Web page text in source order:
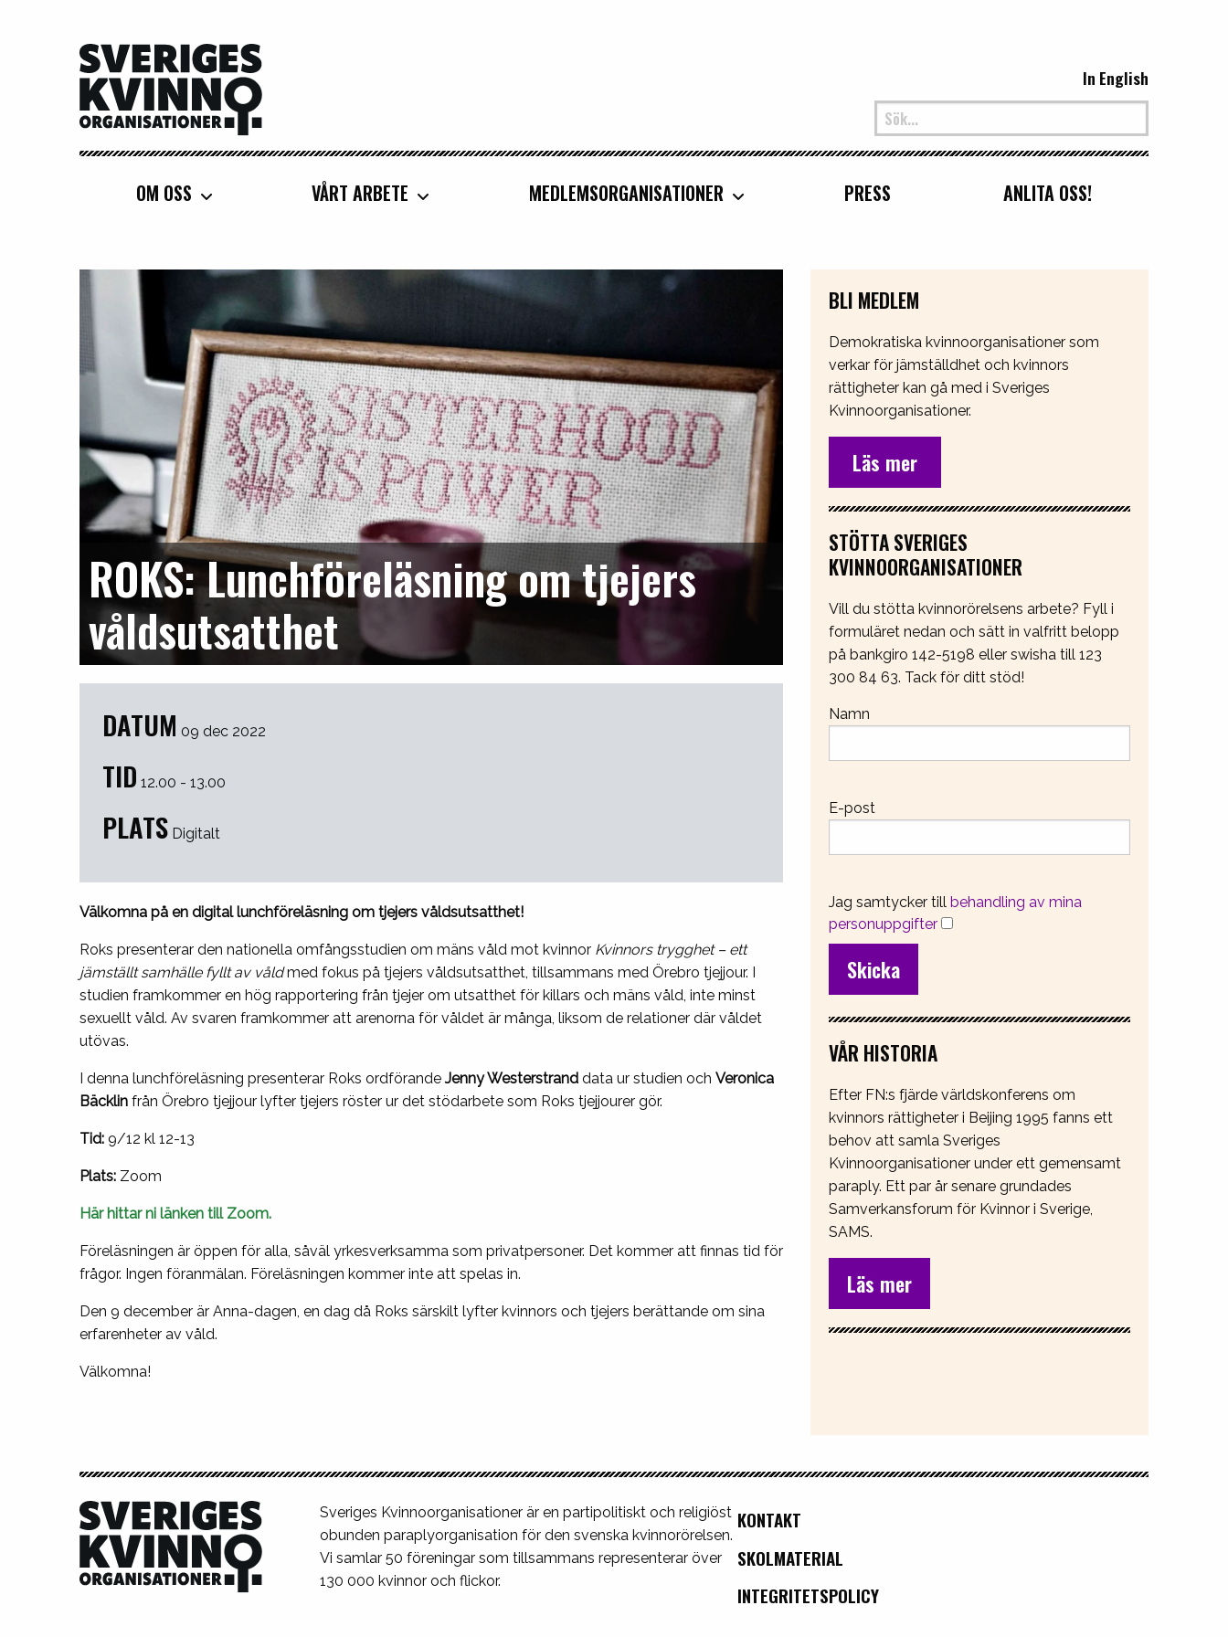
Sveriges Kvinnoorganisationer
In English
OM OSS VÅRT ARBETE MEDLEMSORGANISATIONER PRESS ANLITA OSS!
ROKS: Lunchföreläsning om tjejers
våldsutsatthet
DATUM 09 dec 2022
TID 12.00 - 13.00
PLATS Digitalt
Välkomna på en digital lunchföreläsning om tjejers våldsutsatthet!
Roks presenterar den nationella omfångsstudien om mäns våld mot kvinnor Kvinnors trygghet – ett
jämställt samhälle fyllt av våldmed fokus på tjejers våldsutsatthet, tillsammans med Örebro tjejjour. I
studien framkommer en hög rapportering från tjejer om utsatthet för killars och mäns våld, inte minst
sexuellt våld. Av svaren framkommer att arenorna för våldet är många, liksom de relationer där våldet
utövas.
I denna lunchföreläsning presenterar Roks ordförande Jenny Westerstrand data ur studien och Veronica
Bäcklin från Örebro tjejjour lyfter tjejers röster ur det stödarbete som Roks tjejjourer gör.
Tid: 9/12 kl 12-13
Plats: Zoom
Här hittar ni länken till Zoom.
Föreläsningen är öppen för alla, såväl yrkesverksamma som privatpersoner. Det kommer att finnas tid för
frågor. Ingen föranmälan. Föreläsningen kommer inte att spelas in.
Den 9 december är Anna-dagen, en dag då Roks särskilt lyfter kvinnors och tjejers berättande om sina
erfarenheter av våld.
Välkomna!
BLI MEDLEM
Demokratiska kvinnoorganisationer som
verkar för jämställdhet och kvinnors
rättigheter kan gå med i Sveriges
Kvinnoorganisationer.
Läs mer
STÖTTA SVERIGES
KVINNOORGANISATIONER
Vill du stötta kvinnorörelsens arbete? Fyll i
formuläret nedan och sätt in valfritt belopp
på bankgiro 142-5198 eller swisha till 123
300 84 63. Tack för ditt stöd!
Namn
E-post
Jag samtycker till behandling av mina
personuppgifter
VÅR HISTORIA
Efter FN:s fjärde världskonferens om
kvinnors rättigheter i Beijing 1995 fanns ett
behov att samla Sveriges
Kvinnoorganisationer under ett gemensamt
paraply. Ett par år senare grundades
Samverkansforum för Kvinnor i Sverige,
SAMS.
Läs mer
Sveriges Kvinnoorganisationer är en partipolitiskt och religiöst
obunden paraplyorganisation för den svenska kvinnorörelsen.
Vi samlar 50 föreningar som tillsammans representerar över
130 000 kvinnor och flickor.
KONTAKT
SKOLMATERIAL
INTEGRITETSPOLICY